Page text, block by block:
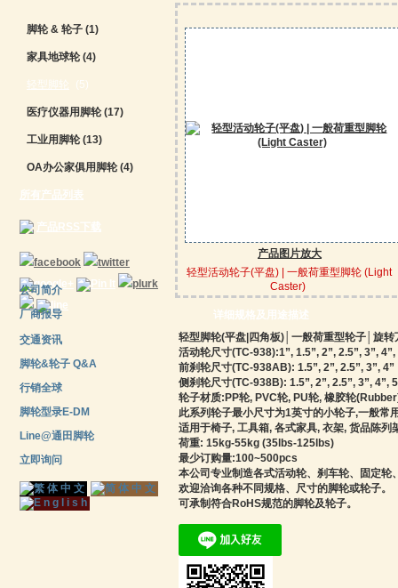
脚轮 & 轮子 (1)
家具地球轮(4)
轻型脚轮 (5)
医疗仪器用脚轮(17)
工业用脚轮(13)
OA办公家俱用脚轮(4)
所有产品列表
产品RSS下载
公司简介
厂商报导
交通资讯
脚轮&轮子 Q&A
行销全球
脚轮型录E-DM
Line@通田脚轮
立即询问
产品图片放大
轻型活动轮子(平盘) | 一般荷重型脚轮 (Light
Caster)
详细规格及用途描述
轻型脚轮(平盘|四角板)│一般荷重型轮子│旋
活动轮尺寸(TC-938):1”, 1.5”, 2”, 2.5”, 3”, 4”,
前刹轮尺寸(TC-938AB): 1.5”, 2”, 2.5”, 3”, 4”
侧刹轮尺寸(TC-938B): 1.5”, 2”, 2.5”, 3”, 4”,
轮子材质:PP轮, PVC轮, PU轮, 橡胶轮
此系列轮子最小尺寸为1英寸的小轮子,一般常
适用于椅子, 工具箱, 各式家具, 衣架, 货品陈列
荷重: 15kg-55kg (35lbs-125lbs)
最少订购量:100~500pcs
本公司专业制造各式活动轮、刹车轮、固定
欢迎洽询各种不同规格、尺寸的脚轮或轮子。
可承制符合RoHS规范的脚轮及轮子。